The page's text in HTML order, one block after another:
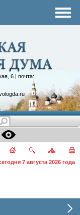
6 | почта:
7 августа 2026 года